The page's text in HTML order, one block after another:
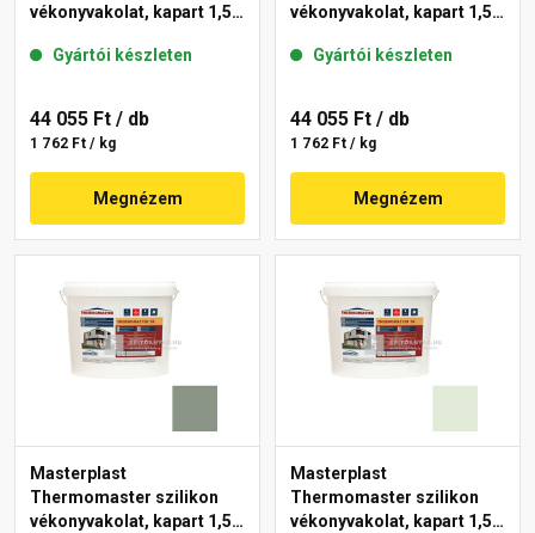
vékonyvakolat, kapart 1,5
Gyártói készleten
44 055 Ft / db
1 762 Ft / kg
Megnézem
vékonyvakolat, kapart 1,5
Gyártói készleten
44 055 Ft / db
1 762 Ft / kg
Megnézem
Masterplast
Thermomaster szilikon
vékonyvakolat, kapart 1,5
Masterplast
Thermomaster szilikon
vékonyvakolat, kapart 1,5